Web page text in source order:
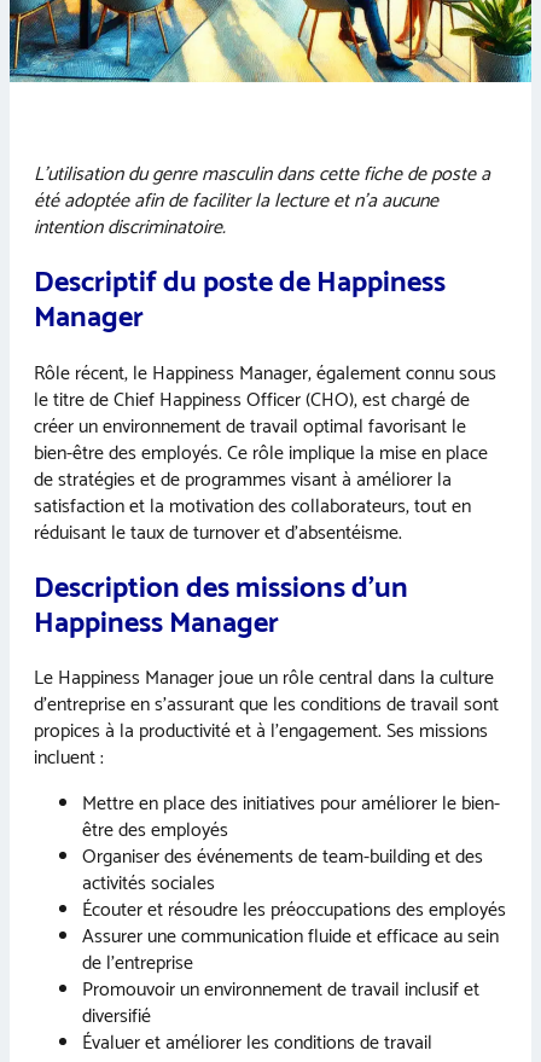
L’utilisation du genre masculin dans cette fiche de poste a
été adoptée afin de faciliter la lecture et n’a aucune
intention discriminatoire.
Descriptif du poste de Happiness
Manager
Rôle récent, le Happiness Manager, également connu sous
le titre de Chief Happiness Officer (CHO), est chargé de
créer un environnement de travail optimal favorisant le
bien-être des employés. Ce rôle implique la mise en place
de stratégies et de programmes visant à améliorer la
satisfaction et la motivation des collaborateurs, tout en
réduisant le taux de turnover et d’absentéisme.
Description des missions d’un
Happiness Manager
Le Happiness Manager joue un rôle central dans la culture
d’entreprise en s’assurant que les conditions de travail sont
propices à la productivité et à l’engagement. Ses missions
incluent :
Mettre en place des initiatives pour améliorer le bien-
être des employés
Organiser des événements de team-building et des
activités sociales
Écouter et résoudre les préoccupations des employés
Assurer une communication fluide et efficace au sein
de l’entreprise
Promouvoir un environnement de travail inclusif et
diversifié
Évaluer et améliorer les conditions de travail